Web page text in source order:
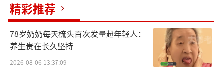
精彩推荐
78岁奶奶每天梳头百次发量超年轻人：
养生贵在长久坚持
2026-08-06 13:37:09